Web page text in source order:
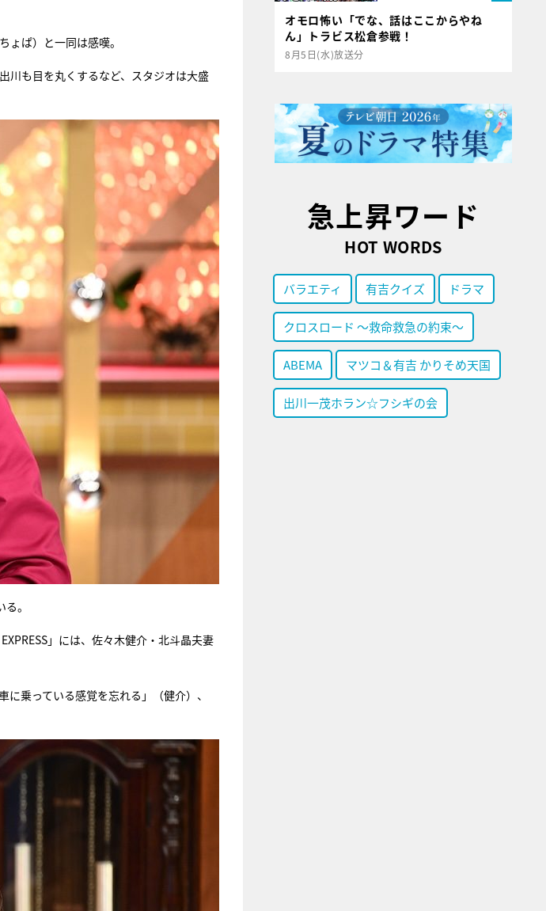
ぱ）と一同は感嘆。
川も目を丸くするなど、スタジオは大盛
。
」には、佐々木健介・北斗晶夫妻
乗っている感覚を忘れる」（健介）、
オモロ怖い「でな、話はここからやね
ん」トラビス松倉参戦！
8月5日(水)放送分
急上昇ワード
HOT WORDS
バラエティ 有吉クイズ ドラマ
クロスロード ～救命救急の約束～
ABEMA マツコ＆有吉 かりそめ天国
出川一茂ホラン☆フシギの会